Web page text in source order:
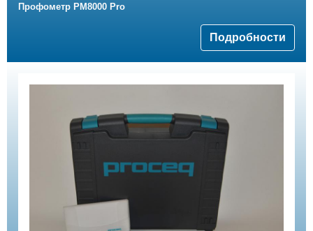
Профометр PM8000 Pro
Подробности